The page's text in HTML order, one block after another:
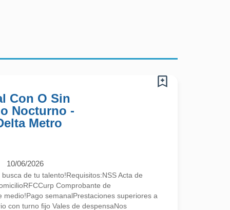
Con O Sin
Nocturno -
Metro
10/06/2026
de tu talento!Requisitos:NSS Acta de
Comprobante de
medio!Pago semanalPrestaciones superiores a
con turno fijo Vales de despensaNos